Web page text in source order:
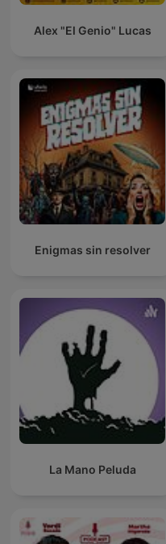
Alex "El Genio" Lucas
Enigmas sin resolver
La Mano Peluda